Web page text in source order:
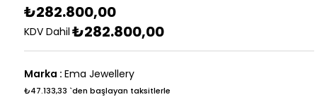
₺282.800,00
KDV Dahil ₺282.800,00
Marka : Ema Jewellery
₺47.133,33 `den başlayan taksitlerle